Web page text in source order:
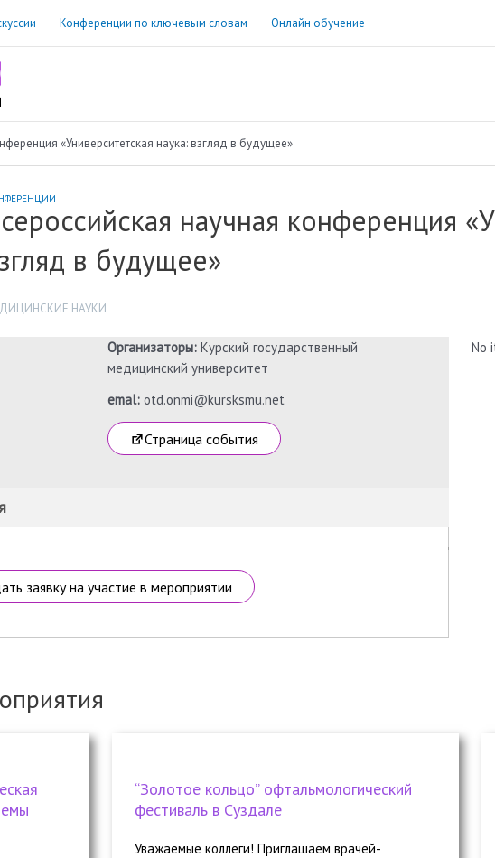
Конференции по ключевым словам Онлайн обучение
«Университетская наука: взгляд в будущее»
научная конференция
в будущее»
НАУКИ
Организаторы: Курский государственный
медицинский университет
emal:otd.onmi@kursksmu.net
Страница события
заявку на участие в мероприятии
No
“Золотое кольцо” офтальмологический
фестиваль в Суздале
Уважаемые коллеги! Приглашаем врачей-